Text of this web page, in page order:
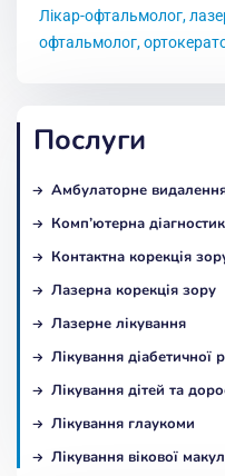
Лікар-офтальмолог,
офтальмолог,
Послуги
Амбулаторне
Комп’ютерна
Контактна корекція
Лазерна корекція зору
Лазерне лікування
Лікування діабетичної
Лікування дітей та
Лікування глаукоми
Лікування вікової